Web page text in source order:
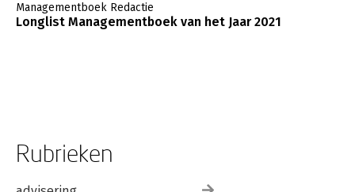
Managementboek Redactie
Longlist Managementboek van het Jaar 2021
Rubrieken